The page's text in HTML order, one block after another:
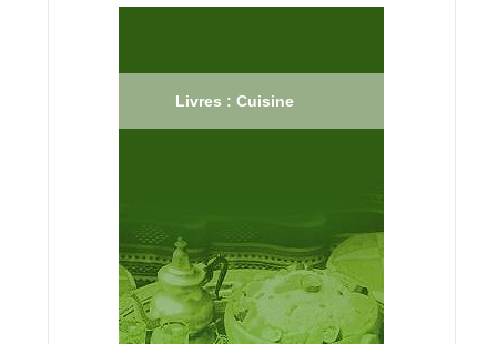
Livres : Cuisine